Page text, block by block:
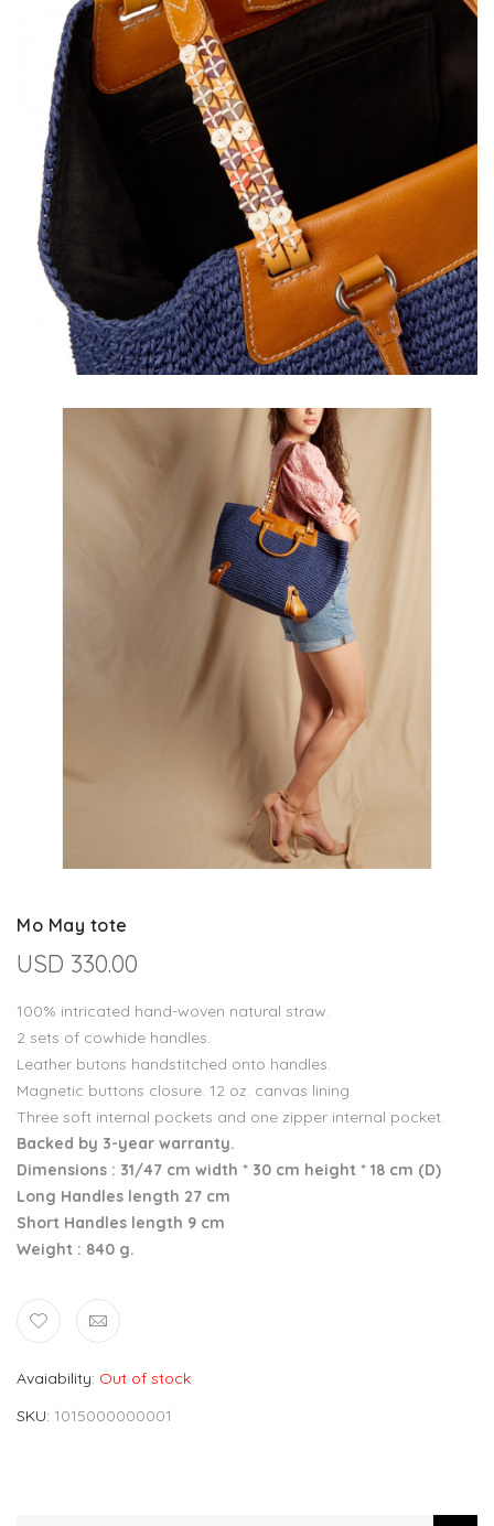
Mo May tote
USD 330.00
100% intricated hand-woven natural straw.
2 sets of cowhide handles.
Leather butons handstitched onto handles.
Magnetic buttons closure. 12 oz. canvas lining.
Three soft internal pockets and one zipper internal pocket.
Backed by 3-year warranty.
Dimensions : 31/47 cm width * 30 cm height * 18 cm (D)
Long Handles length 27 cm
Short Handles length 9 cm
Weight : 840 g.
Avaiability Out of stock
SKU 1015000000001